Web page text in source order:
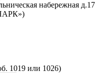
набережная д.17
1019 или 1026)